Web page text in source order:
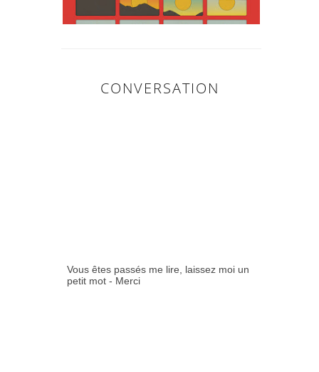
CONVERSATION
Vous êtes passés me lire, laissez moi un
petit mot - Merci